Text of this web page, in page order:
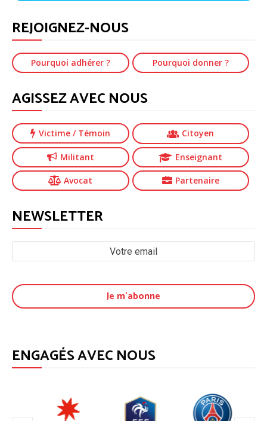
REJOIGNEZ-NOUS
Pourquoi adhérer ? Pourquoi donner ?
AGISSEZ AVEC NOUS
Victime/ Témoin Citoyen
Militant Enseignant
Avocat Partenaire
NEWSLETTER
ENGAGÉS AVEC NOUS